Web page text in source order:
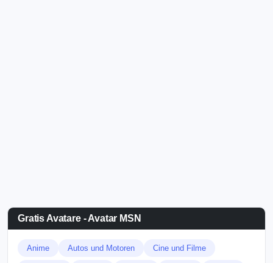
Gratis Avatare - Avatar MSN
Anime Autos und Motoren Cine und Filme